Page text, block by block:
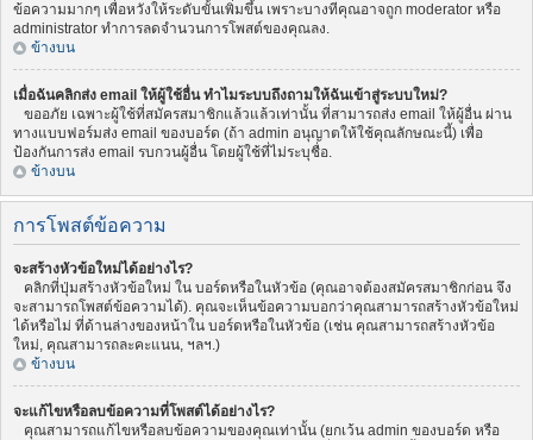
ข้อความมากๆ เพื่อหวังให้ระดับขั้นเพิ่มขึ้น เพราะบางทีคุณอาจถูก moderator หรือ
administrator ทำการลดจำนวนการโพสต์ของคุณลง.
ข้างบน
เมื่อฉันคลิกส่ง email ให้ผู้ใช้อื่น ทำไมระบบถึงถามให้ฉันเข้าสู่ระบบใหม่?
ขออภัย เฉพาะผู้ใช้ที่สมัครสมาชิกแล้วแล้วเท่านั้น ที่สามารถส่ง email ให้ผู้อื่น ผ่าน
ทางแบบฟอร์มส่ง email ของบอร์ด (ถ้า admin อนุญาตให้ใช้คุณลักษณะนี้) เพื่อ
ป้องกันการส่ง email รบกวนผู้อื่น โดยผู้ใช้ที่ไม่ระบุชื่อ.
ข้างบน
การโพสต์ข้อความ
จะสร้างหัวข้อใหม่ได้อย่างไร?
คลิกที่ปุ่มสร้างหัวข้อใหม่ ใน บอร์ดหรือในหัวข้อ (คุณอาจต้องสมัครสมาชิกก่อน จึง
จะสามารถโพสต์ข้อความได้). คุณจะเห็นข้อความบอกว่าคุณสามารถสร้างหัวข้อใหม่
ได้หรือไม่ ที่ด้านล่างของหน้าใน บอร์ดหรือในหัวข้อ (เช่น คุณสามารถสร้างหัวข้อ
ใหม่, คุณสามารถละคะแนน, ฯลฯ.)
ข้างบน
จะแก้ไขหรือลบข้อความที่โพสต์ได้อย่างไร?
คุณสามารถแก้ไขหรือลบข้อความของคุณเท่านั้น (ยกเว้น admin ของบอร์ด หรือ